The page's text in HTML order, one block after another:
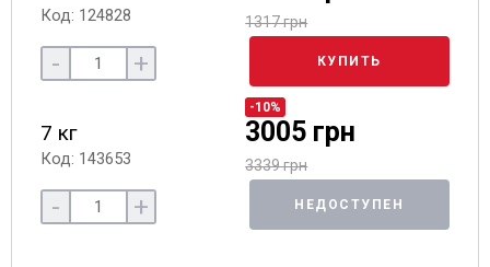
Код: 124828 1317 грн
- + КУПИТЬ
7 кг
Код: 143653
-10%
3005 грн
3339 грн
- + НЕДОСТУПЕН